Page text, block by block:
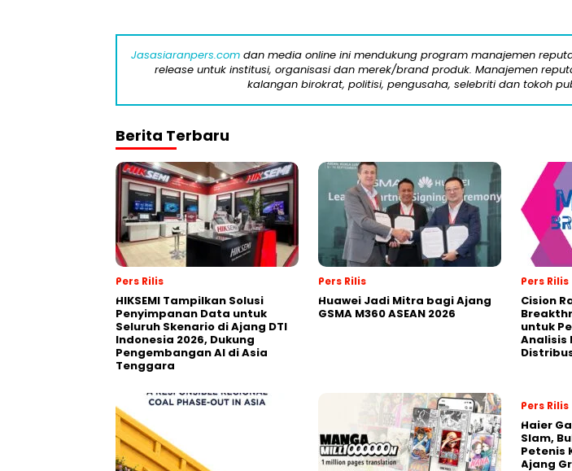
Jasasiaranpers.comdan media online ini mendukung program manajemen
release untuk institusi, organisasi dan merek/brand produk. Manajemen
kalangan birokrat, politisi, pengusaha, selebriti dan tokoh
Berita Terbaru
Pers Rilis
HIKSEMI Tampilkan Solusi
Penyimpanan Data untuk
Seluruh Skenario di Ajang DTI
Indonesia 2026, Dukung
Pengembangan AI di Asia
Tenggara
Pers Rilis
Huawei Jadi Mitra bagi Ajang
GSMA M360 ASEAN 2026
Pers Rilis
Cision
untuk
Analisis
Pers Rilis
Haier
Slam,
Petenis
Ajang